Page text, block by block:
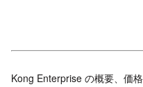
Kong Enterprise の概要、価